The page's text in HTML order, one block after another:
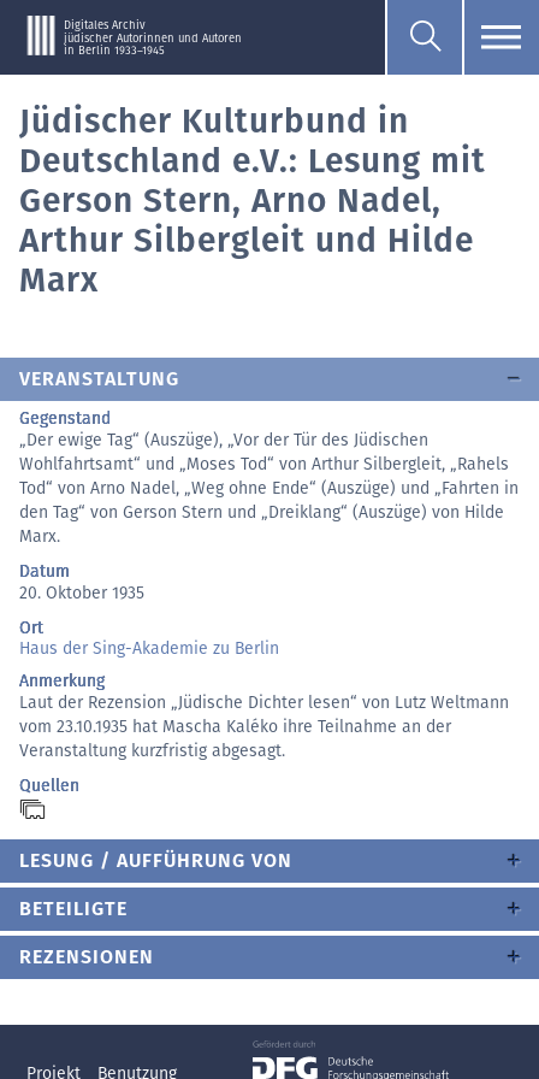
Digitales Archiv
jüdischer Autorinnen und Autoren
in Berlin 1933–1945
Jüdischer Kulturbund in
Deutschland e.V.: Lesung mit
Gerson Stern, Arno Nadel,
Arthur Silbergleit und Hilde
Marx
VERANSTALTUNG
Gegenstand
„Der ewige Tag“ (Auszüge), „Vor der Tür des Jüdischen
Wohlfahrtsamt“ und „Moses Tod“ von Arthur Silbergleit, „Rahels
Tod“ von Arno Nadel, „Weg ohne Ende“ (Auszüge) und „Fahrten in
den Tag“ von Gerson Stern und „Dreiklang“ (Auszüge) von Hilde
Marx.
Datum
20. Oktober 1935
Ort
Haus der Sing-Akademie zu Berlin
Anmerkung
Laut der Rezension „Jüdische Dichter lesen“ von Lutz Weltmann
vom 23.10.1935 hat Mascha Kaléko ihre Teilnahme an der
Veranstaltung kurzfristig abgesagt.
Quellen
LESUNG / AUFFÜHRUNG VON
BETEILIGTE
REZENSIONEN
Projekt Benutzung